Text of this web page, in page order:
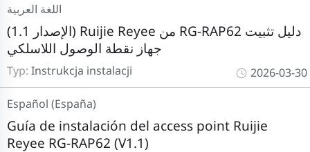
Typ: Instrukcja instalacji
(الإصدار 1.1) Ruijie Reyee من RG-RAP62 دليل تثبيت
جهاز نقطة الوصول اللاسلكي
اللغة العربية
2026-03-30
Guía de instalación del access point Ruijie
Reyee RG-RAP62 (V1.1)
Español (España)